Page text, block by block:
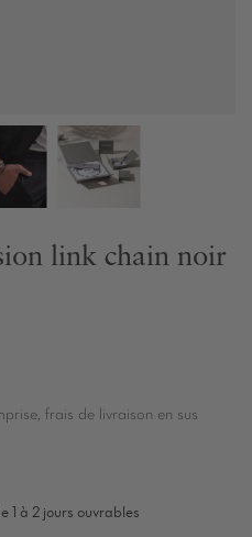
link chain noir
frais de livraison en sus
1 à 2 jours ouvrables